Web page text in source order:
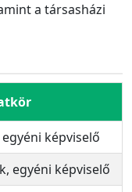
a társasházi
képviselő
egyéni képviselő